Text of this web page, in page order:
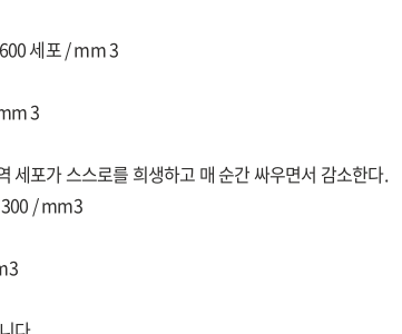
세포 / mm 3
3
세포가 스스로를 희생하고 매 순간 싸우면서 감소한다.
300 / mm3